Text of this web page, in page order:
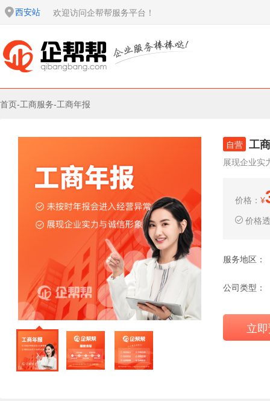
西安站 欢迎访问企帮帮服务平台！
首页-工商服务-工商年报
自营 工
展现企业实
价格： ¥
价格
服务地区：
公司类型：
立